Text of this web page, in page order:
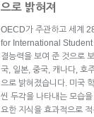
으로 밝혀져
OECD가 주관하고 세계
for International Student
결능력을 보여 준 것으로
국, 일본, 중국, 캐나다, 호
으로 밝혀졌습니다. 미국
씬 두각을 나타내는 모습
요한 지식을 효과적으로 적